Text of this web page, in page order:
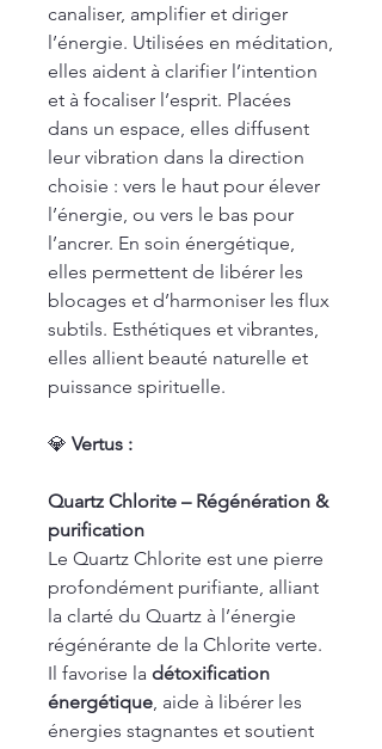
canaliser, amplifier et diriger
l’énergie. Utilisées en méditation,
elles aident à clarifier l’intention
et à focaliser l’esprit. Placées
dans un espace, elles diffusent
leur vibration dans la direction
choisie : vers le haut pour élever
l’énergie, ou vers le bas pour
l’ancrer. En soin énergétique,
elles permettent de libérer les
blocages et d’harmoniser les flux
subtils. Esthétiques et vibrantes,
elles allient beauté naturelle et
puissance spirituelle.
💎 Vertus :
Quartz Chlorite – Régénération &
purification
Le Quartz Chlorite est une pierre
profondément purifiante, alliant
la clarté du Quartz à l’énergie
régénérante de la Chlorite verte.
Il favorise la détoxification
énergétique, aide à libérer les
énergies stagnantes et soutient